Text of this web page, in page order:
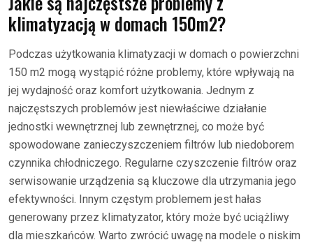
klimatyzacją w domach 150m2?
Podczas użytkowania klimatyzacji w domach o powierzchni
150 m2 mogą wystąpić różne problemy, które wpływają na
jej wydajność oraz komfort użytkowania. Jednym z
najczęstszych problemów jest niewłaściwe działanie
jednostki wewnętrznej lub zewnętrznej, co może być
spowodowane zanieczyszczeniem filtrów lub niedoborem
czynnika chłodniczego. Regularne czyszczenie filtrów oraz
serwisowanie urządzenia są kluczowe dla utrzymania jego
efektywności. Innym częstym problemem jest hałas
generowany przez klimatyzator, który może być uciążliwy
dla mieszkańców. Warto zwrócić uwagę na modele o niskim